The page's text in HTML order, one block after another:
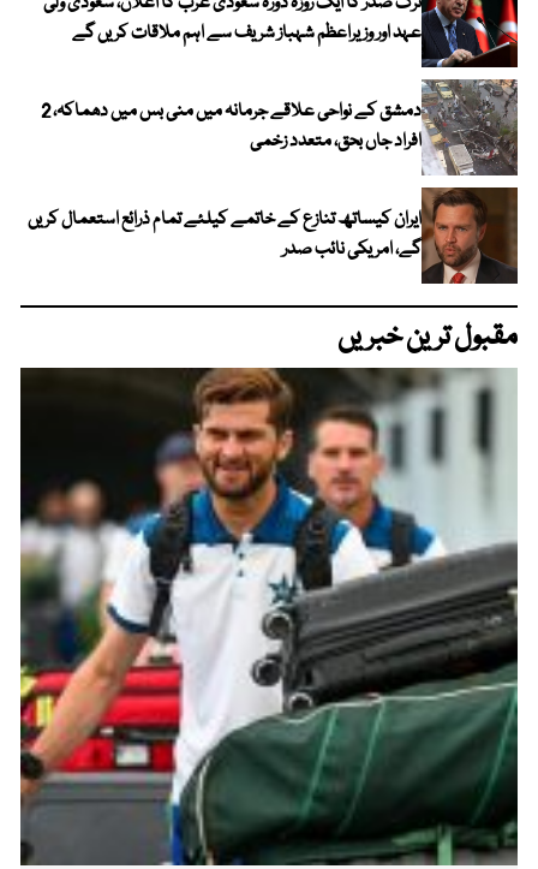
عہد اور وزیراعظم شہباز شریف سے اہم ملاقات کریں گے
دمشق کے نواحی علاقے جرمانہ میں منی بس میں دھماکہ، 2
افراد جاں بحق، متعدد زخمی
ایران کیساتھ تنازع کے خاتمے کیلئے تمام ذرائع استعمال کریں
گے، امریکی نائب صدر
مقبول ترین خبریں